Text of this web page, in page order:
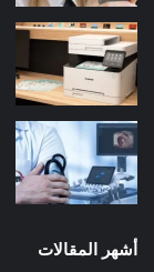
أشهر المقالات